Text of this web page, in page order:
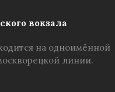
вокзала
на одноимённой
линии.